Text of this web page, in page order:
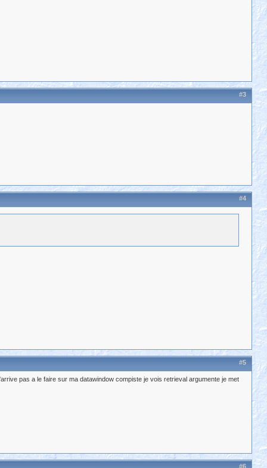
#3
#4
#5
pas a le faire sur ma datawindow compiste je vois retrieval argumente je met
#6